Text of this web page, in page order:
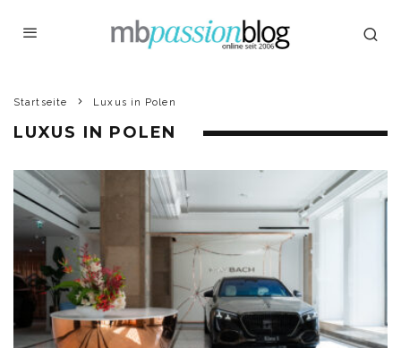
Startseite Luxus in Polen
LUXUS IN POLEN